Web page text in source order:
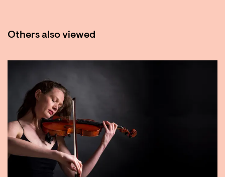
Others also viewed